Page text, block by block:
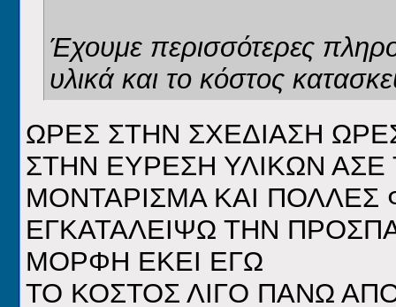
Έχουμε περισσότερες
υλικά και το κόστος
ΩΡΕΣ ΣΤΗΝ ΣΧΕΔΙΑΣΗ
ΣΤΗΝ ΕΥΡΕΣΗ ΥΛΙΚΩΝ ΑΣΕ
ΜΟΝΤΑΡΙΣΜΑ ΚΑΙ
ΕΓΚΑΤΑΛΕΙΨΩ ΤΗΝ
ΜΟΡΦΗ ΕΚΕΙ ΕΓΩ
ΤΟ ΚΟΣΤΟΣ ΛΙΓΟ ΠΑΝΩ